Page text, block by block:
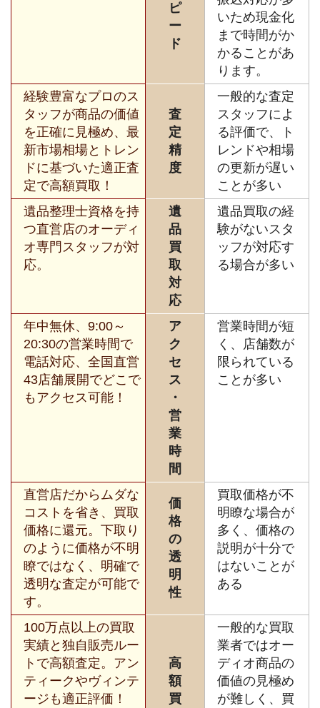
ピ
ー
ド
いため現金化
まで時間がか
かることがあ
ります。
経験豊富なプロのス
タッフが商品の価値
を正確に見極め、最
新市場相場とトレン
ドに基づいた適正査
定で高額買取！
査
定
精
度
一般的な査定
スタッフによ
る評価で、ト
レンドや相場
の更新が遅い
ことが多い
遺品整理士資格を持
つ直営店のオーディ
オ専門スタッフが対
応。
遺
品
買
取
対
応
遺品買取の経
験がないスタ
ッフが対応す
る場合が多い
年中無休、9:00～
20:30の営業時間で
電話対応、全国直営
43店舗展開でどこで
もアクセス可能！
ア
ク
セ
ス
・
営
業
時
間
営業時間が短
く、店舗数が
限られている
ことが多い
直営店だからムダな
コストを省き、買取
価格に還元。下取り
のように価格が不明
瞭ではなく、明確で
透明な査定が可能で
す。
価
格
の
透
明
性
買取価格が不
明瞭な場合が
多く、価格の
説明が十分で
はないことが
ある
100万点以上の買取
実績と独自販売ルー
トで高額査定。アン
ティークやヴィンテ
ージも適正評価！
高
額
買
一般的な買取
業者ではオー
ディオ商品の
価値の見極め
が難しく、買